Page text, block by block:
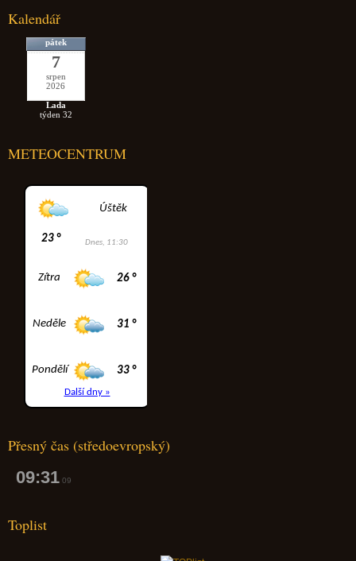
Kalendář
pátek
7
srpen
2026
Lada
týden 32
METEOCENTRUM
Přesný čas (středoevropský)
09:31 10
Toplist